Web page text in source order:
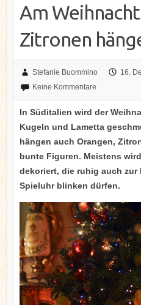
Am
Zitronen
Stefanie Buommino 16.
Keine Kommentare
In Süditalien wird der
Kugeln und Lametta
hängen auch Orangen,
bunte Figuren. Meistens
dekoriert, die ruhig auch zur
Spieluhr blinken dürfen.